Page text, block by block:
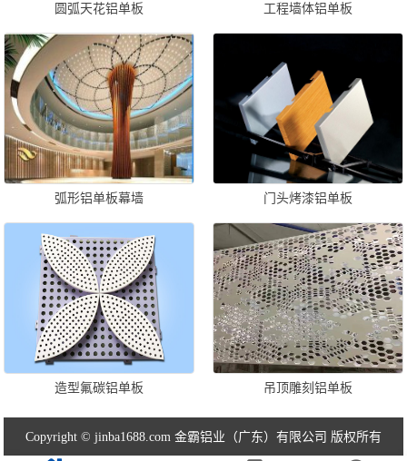
圆弧天花铝单板 工程墙体铝单板
弧形铝单板幕墙 门头烤漆铝单板
造型氟碳铝单板 吊顶雕刻铝单板
Copyright © jinba1688.com 金霸铝业（广东）有限公司 版权所有